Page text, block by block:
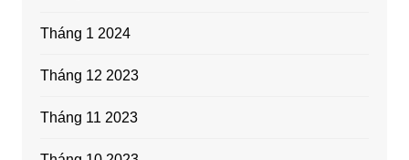
Tháng 1 2024
Tháng 12 2023
Tháng 11 2023